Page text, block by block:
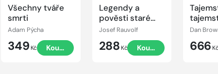
Všechny tváře
smrti
Adam Pýcha
349 Kč Koupit
Legendy a
pověsti staré
Šumavy
Josef Rauvolf
288 Kč Koupit
Dan
666 Kč